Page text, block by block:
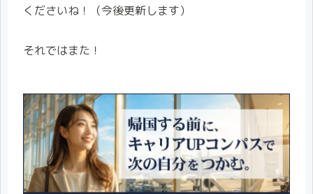
くださいね！（今後更新します）
それではまた！